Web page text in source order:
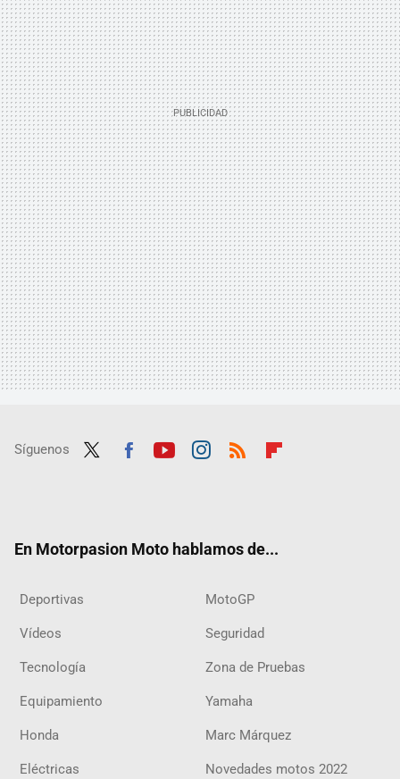
Síguenos
En Motorpasion Moto hablamos de...
Deportivas MotoGP
Vídeos Seguridad
Tecnología Zona de Pruebas
Equipamiento Yamaha
Honda Marc Márquez
Eléctricas Novedades motos 2022